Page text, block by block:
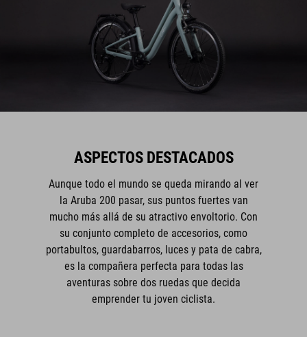
ASPECTOS DESTACADOS
Aunque todo el mundo se queda mirando al ver
la Aruba 200 pasar, sus puntos fuertes van
mucho más allá de su atractivo envoltorio. Con
su conjunto completo de accesorios, como
portabultos, guardabarros, luces y pata de cabra,
es la compañera perfecta para todas las
aventuras sobre dos ruedas que decida
emprender tu joven ciclista.